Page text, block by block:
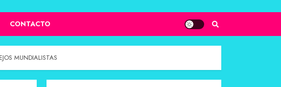
CONTACTO
MUNDIALISTAS